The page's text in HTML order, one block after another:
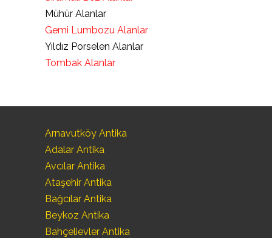
Mühür Alanlar
Gemi Lumbozu Alanlar
Yıldız Porselen Alanlar
Tombak Alanlar
Arnavutköy Antika
Adalar Antika
Avcılar Antika
Ataşehir Antika
Bağcılar Antika
Beykoz Antika
Bahçelievler Antika